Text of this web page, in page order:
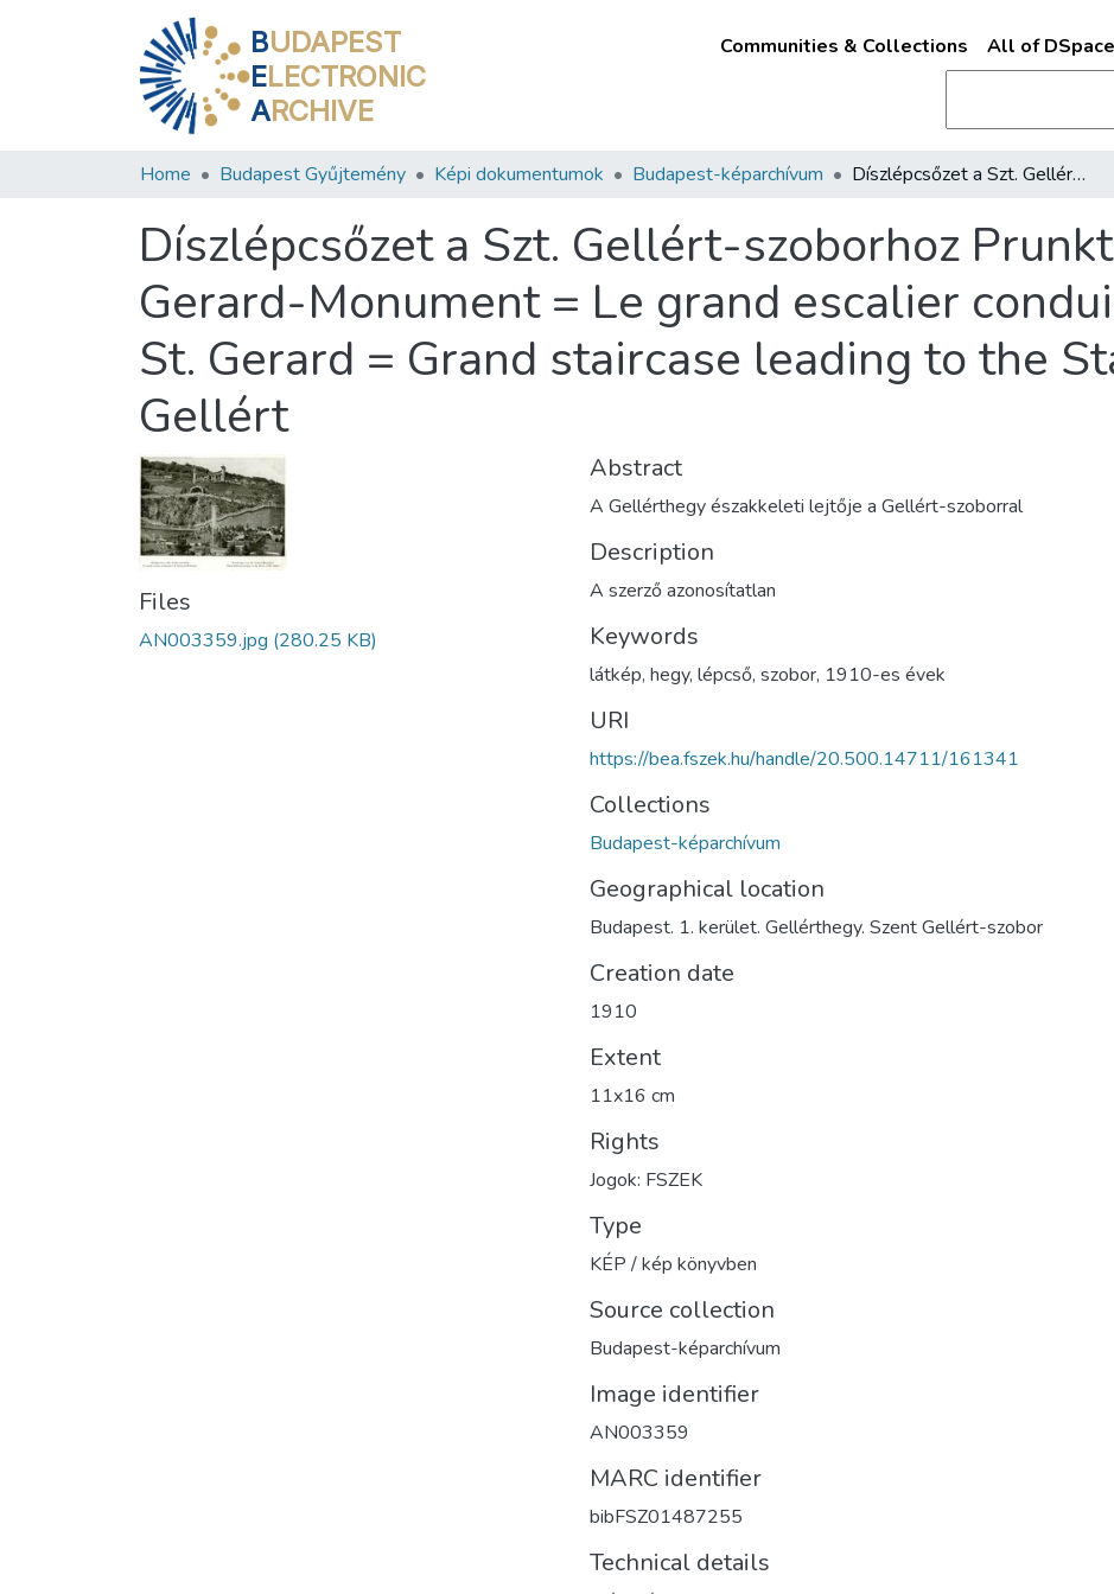
BUDAPEST
ELECTRONIC
ARCHIVE
Communities & Collections All of DSpace
Home Budapest Gyűjtemény Képi dokumentumok Budapest-képarchívum Díszlépcsőzet a Szt. Gellért-szoborhoz Prunktreppe zum St. Gerard-Monument = Le grand escalier conduisant a la statue St. Gerard = Grand staircase leading to the Statue of St. Gellért
Díszlépcsőzet a Szt. Gellért-szoborhoz
Gerard-Monument = Le grand escalier
St. Gerard = Grand staircase leading to the
Gellért
Files
AN003359.jpg (280.25 KB)
Abstract
A Gellérthegy északkeleti lejtője a Gellért-szoborral
Description
A szerző azonosítatlan
Keywords
látkép, hegy, lépcső, szobor, 1910-es évek
URI
https://bea.fszek.hu/handle/20.500.14711/161341
Collections
Budapest-képarchívum
Geographical location
Budapest. 1. kerület. Gellérthegy. Szent Gellért-szobor
Creation date
1910
Extent
11x16 cm
Rights
Jogok: FSZEK
Type
KÉP / kép könyvben
Source collection
Budapest-képarchívum
Image identifier
AN003359
MARC identifier
bibFSZ01487255
Technical details